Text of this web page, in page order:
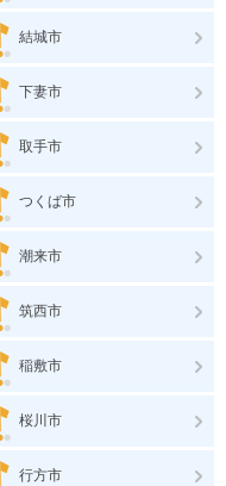
結城市
下妻市
取手市
つくば市
潮来市
筑西市
稲敷市
桜川市
行方市